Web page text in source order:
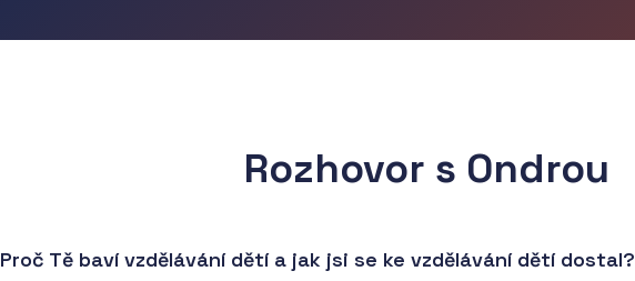
Rozhovor s Ondrou
Proč Tě baví vzdělávání dětí a jak jsi se ke vzdělávání dětí dostal?